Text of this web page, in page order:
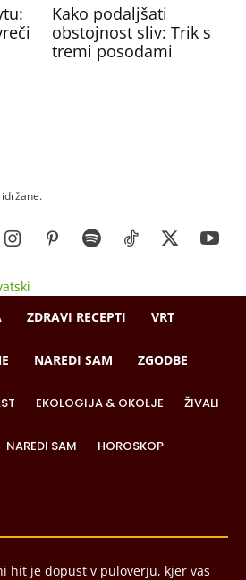
Kako podaljšati
obstojnost sliv: Trik s
tremi posodami
ZDRAVI RECEPTI VRT
NAREDI SAM ZGODBE
EKOLOGIJA & OKOLJE ŽIVALI
NAREDI SAM HOROSKOP
hit je dopust v puloverju, kjer vas